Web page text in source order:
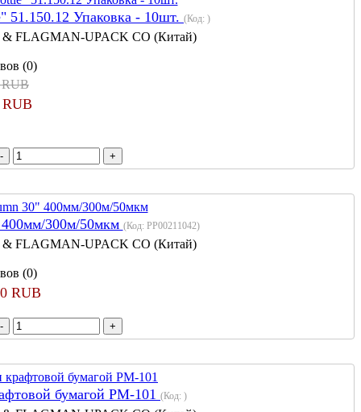
51.150.12 Упаковка - 10шт. (Код: )
& FLAGMAN-UPACK CO (Китай)
(0)
RUB
300м/50мкм (Код: PP00211042)
& FLAGMAN-UPACK CO (Китай)
(0)
RUB
бумагой РМ-101 (Код: )